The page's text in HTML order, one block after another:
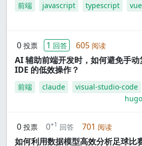
前端 javascript typescript
0 投票 1 回答 605 阅读
AI 辅助前端开发时，如何避免手
IDE 的低效操作？
前端 claude
visual-studio-code
0 投票 0+1 回答 701 阅读
如何利用数据模型高效分析足球比